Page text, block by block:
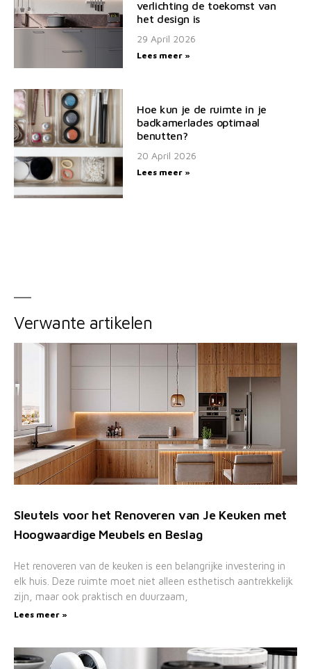
verlichting de toekomst van
het design is
29 April 2026
Lees meer »
Hoe kun je de ruimte in je
badkamerlades optimaal
benutten?
20 April 2026
Lees meer »
Verwante artikelen
Sleutels voor het Renoveren van Je Keuken met
Hoogwaardige Meubels en Beslag
Het renoveren van de keuken is een belangrijke investering in
elk huis. Deze ruimte moet niet alleen esthetisch aantrekkelijk
zijn, maar ook praktisch en duurzaam,
Lees meer »